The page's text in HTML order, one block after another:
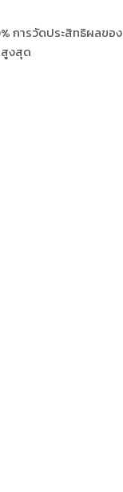
การวัดประสิทธิผลของ
สูงสุด